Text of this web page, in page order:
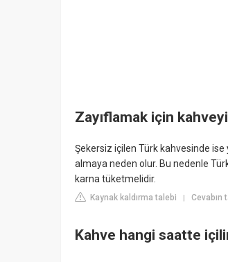
Zayıflamak için
Şekersiz içilen Türk kahvesinde ise
almaya neden olur. Bu nedenle
karna tüketmelidir.
Kaynak kaldırma talebi Cevabın
Kahve hangi saatte